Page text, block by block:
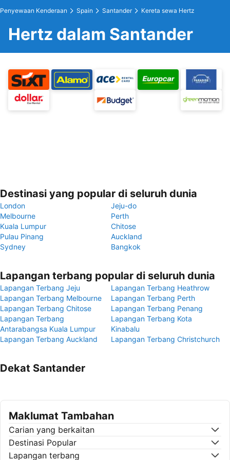
Penyewaan Kenderaan Spain Santander Kereta sewa Hertz
Hertz dalam Santander
Destinasi yang popular di seluruh dunia
London
Jeju-do
Melbourne
Perth
Kuala Lumpur
Chitose
Pulau Pinang
Auckland
Sydney
Bangkok
Lapangan terbang popular di seluruh dunia
Lapangan Terbang Jeju
Lapangan Terbang Heathrow
Lapangan Terbang Melbourne
Lapangan Terbang Perth
Lapangan Terbang Chitose
Lapangan Terbang Penang
Lapangan Terbang
Antarabangsa Kuala Lumpur
Lapangan Terbang Kota
Kinabalu
Lapangan Terbang Auckland
Lapangan Terbang Christchurch
Dekat Santander
Maklumat Tambahan
Carian yang berkaitan
Destinasi Popular
Lapangan terbang